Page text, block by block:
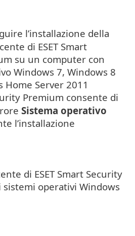
l’installazione della
di ESET Smart
su un computer con
Windows 7, Windows 8
Home Server 2011
Premium consente di
Sistema operativo
l’installazione
di ESET Smart Security
operativi Windows